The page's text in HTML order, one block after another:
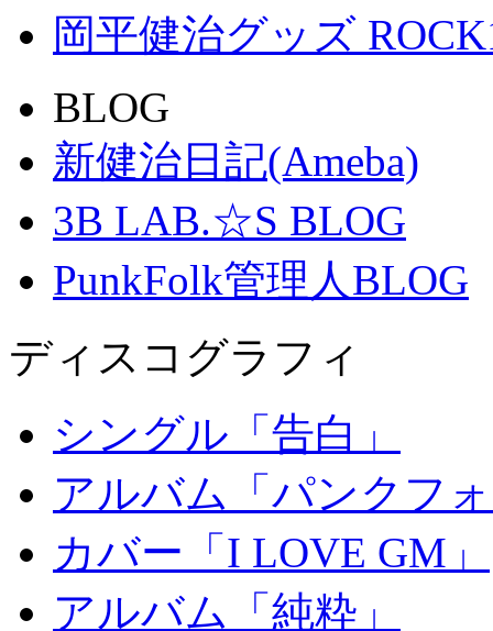
岡平健治グッズ
BLOG
新健治日記(Ameba)
3B LAB.☆S BLOG
PunkFolk管理人BLOG
ディスコグラフィ
シングル「告白」
アルバム「パンクフ
カバー「I LOVE GM」
アルバム「純粋」